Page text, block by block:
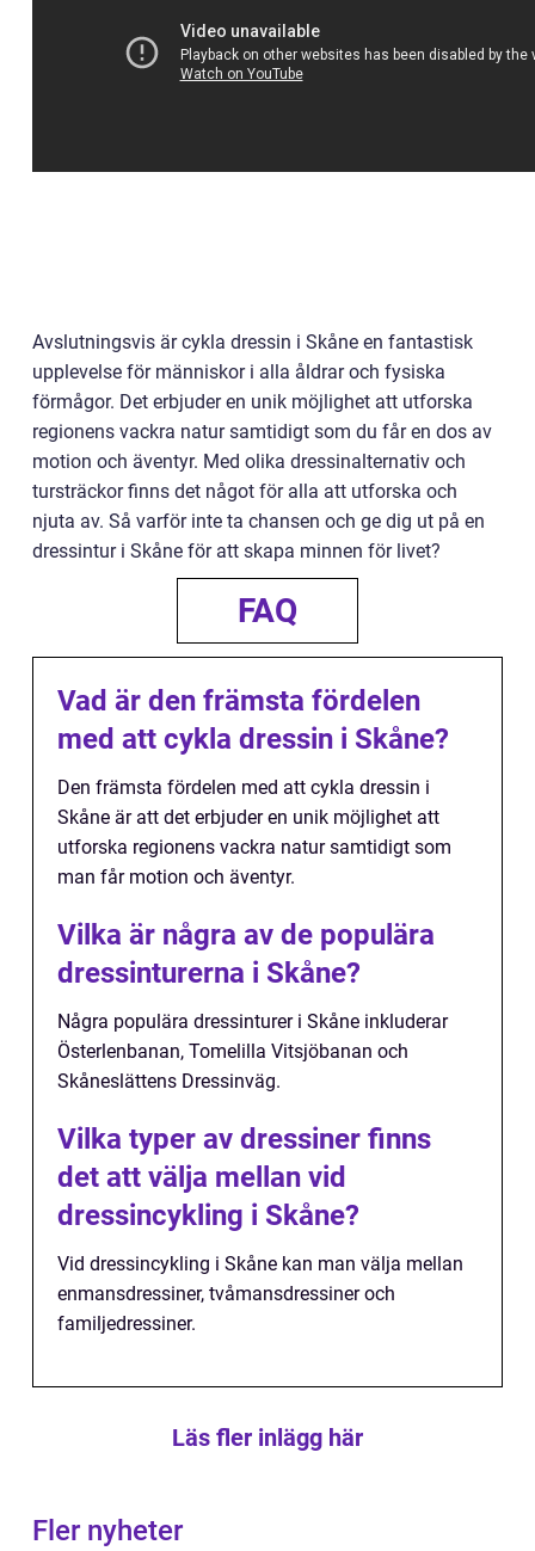
Avslutningsvis är cykla dressin i Skåne en fantastisk
upplevelse för människor i alla åldrar och fysiska
förmågor. Det erbjuder en unik möjlighet att utforska
regionens vackra natur samtidigt som du får en dos av
motion och äventyr. Med olika dressinalternativ och
tursträckor finns det något för alla att utforska och
njuta av. Så varför inte ta chansen och ge dig ut på en
dressintur i Skåne för att skapa minnen för livet?
FAQ
Vad är den främsta fördelen
med att cykla dressin i Skåne?
Den främsta fördelen med att cykla dressin i
Skåne är att det erbjuder en unik möjlighet att
utforska regionens vackra natur samtidigt som
man får motion och äventyr.
Vilka är några av de populära
dressinturerna i Skåne?
Några populära dressinturer i Skåne inkluderar
Österlenbanan, Tomelilla Vitsjöbanan och
Skåneslättens Dressinväg.
Vilka typer av dressiner finns
det att välja mellan vid
dressincykling i Skåne?
Vid dressincykling i Skåne kan man välja mellan
enmansdressiner, tvåmansdressiner och
familjedressiner.
Läs fler inlägg här
Fler nyheter